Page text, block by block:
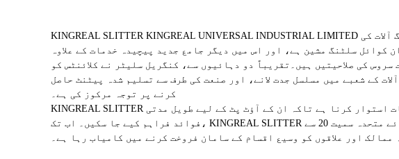
KINGREAL SLITTER KINGREAL UNIVERSAL INDUSTRIAL LIMITED کی ملکیت والی ایک سہولت ہے جو کوائل پروسیسنگ آلات کی
کوائل سلٹنگ مشین ہے، اور اس میں دیگر جامع جدید پیچیدہ خدمات کے علاوہ
کی صلاحیتیں ہیں۔
تقریباً دو دہائیوں سے، کنگریل سلیٹر نے کلائنٹس کو
کے شعبے میں مسلسل جدت لانے، اور صنعت کی طرف سے تسلیم شدہ پیٹنٹ حاصل
کرنے پر توجہ مرکوز کی ہے۔
KINGREAL SLITTER کا مقصد اپنے کلائنٹس کے ساتھ ایک ٹھوس، دیرپا تعلقات استوار کرنا ہے تاکہ ان کے آؤٹ پٹ کے لیے طویل مدتی
فوائد فراہم کیے جا سکیں۔ اب تک، KINGREAL SLITTER سعودی عرب، ترکی، انڈونیشیا، کینیڈا، اور ریاستہائے متحدہ سمیت 20 سے
ممالک اور علاقوں کو وسیع اقسام کے سامان فروخت کرنے میں کامیاب رہا ہے۔